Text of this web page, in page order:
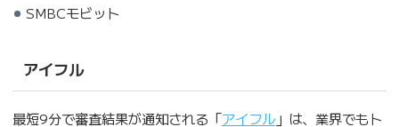
SMBCモビット
アイフル
最短9分で審査結果が通知される「アイフル」は、業界でもト